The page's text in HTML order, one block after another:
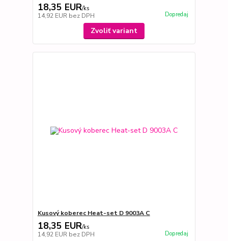
18,35 EUR/ks
14,92 EUR bez DPH Dopredaj
Zvoliť variant
Kusový koberec Heat-set D 9003A C
18,35 EUR/ks
14,92 EUR bez DPH Dopredaj